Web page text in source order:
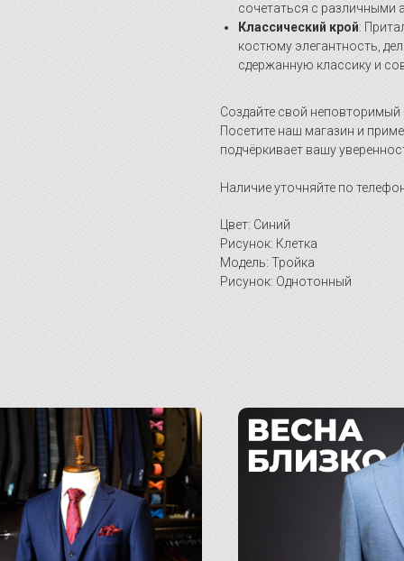
сочетаться с различными
Классический крой:
костюму элегантность,
сдержанную классику и
Создайте свой
Посетите наш магазин и
подчёркивает вашу
Наличие уточняйте по
Цвет: Синий
Рисунок: Клетка
Модель: Тройка
Рисунок: Однотонный